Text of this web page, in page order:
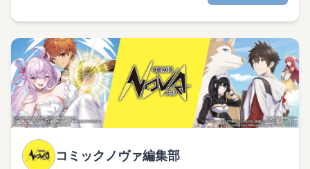
コミックノヴァ編集部